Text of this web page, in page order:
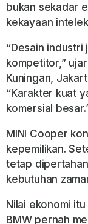
bukan sekadar
kekayaan
“Desain
kompetitor,”
Kuningan,
“Karakter kuat
komersial
MINI Cooper
kepemilikan.
tetap
kebutuhan
Nilai ekonomi
BMW pernah